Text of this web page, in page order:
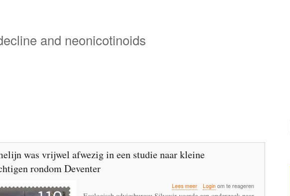
de
and neonicotinoids
was vrijwel afwezig in een studie naar kleine
rondom Deventer
Lees meer over
Login om te reageren